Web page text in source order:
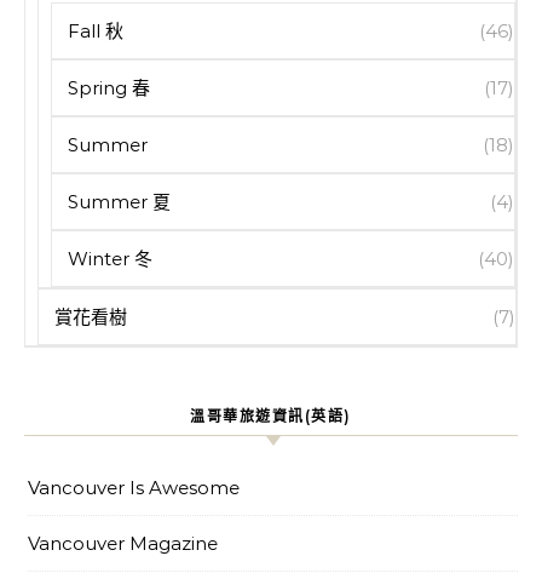
Fall 秋 (46)
Spring 春 (17)
Summer (18)
Summer 夏 (4)
Winter 冬 (40)
賞花看樹 (7)
溫哥華旅遊資訊(英語)
Vancouver Is Awesome
Vancouver Magazine